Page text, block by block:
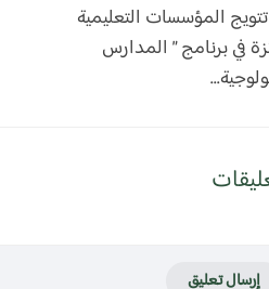
المؤسسات التعليمية
في برنامج ” المدارس
إرسال تعليق